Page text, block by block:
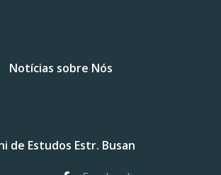
Notícias sobre Nós
de Estudos Estr. Busan